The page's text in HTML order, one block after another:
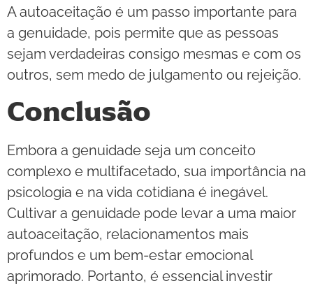
A autoaceitação é um passo importante para
a genuidade, pois permite que as pessoas
sejam verdadeiras consigo mesmas e com os
outros, sem medo de julgamento ou rejeição.
Conclusão
Embora a genuidade seja um conceito
complexo e multifacetado, sua importância na
psicologia e na vida cotidiana é inegável.
Cultivar a genuidade pode levar a uma maior
autoaceitação, relacionamentos mais
profundos e um bem-estar emocional
aprimorado. Portanto, é essencial investir